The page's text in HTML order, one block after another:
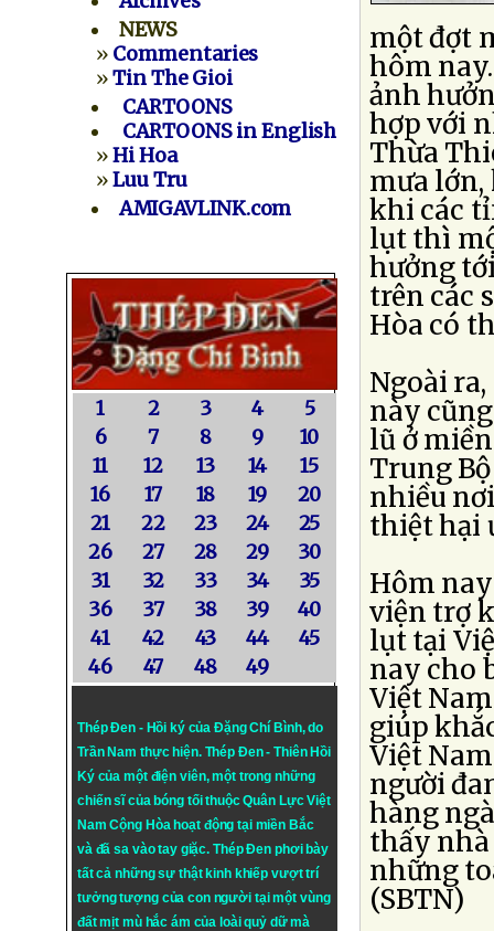
NEWS
» Commentaries
»Tin The Gioi
CARTOONS
CARTOONS in English
»Hi Hoa
»Luu Tru
AMIGAVLINK.com
1 2 3 4
5
6
7 8 9
10
11
12 13 14
15
16
17 18 19
20
21
22 23 24
25
26
27 28 29
30
31
32 33 34
35
36
37 38 39
40
41
42 43 44
45
46
47 48 49
Thép Đen - Hồi ký của Đặng Chí Bình, do
Trần Nam thực hiện. Thép Đen- Thiên Hồi
Ký của một điện viên, một trong những
chiến sĩ của bóng tối thuộc Quân Lực Việt
Nam Cộng Hòa hoạt động tại miền Bắc
và đã sa vào tay giặc. Thép Đen phơi bày
tất cả những sự thật kinh khiếp vượt trí
tưởng tượng của con người tại một vùng
đất mịt mù hắc ám của loài quỷ dữ mà
một đợt
hôm
ảnh
hợp với
Thừa
mưa lớn,
khi các
lụt thì
hưởng
trên các
Hòa có
Ngoài
này
lũ ở
Trung
nhiều
thiệt hại
Hôm
viện trợ
lụt tại
nay cho
Việt
giúp
Việt
người
hàng
thấy nhà
những
(SBTN)